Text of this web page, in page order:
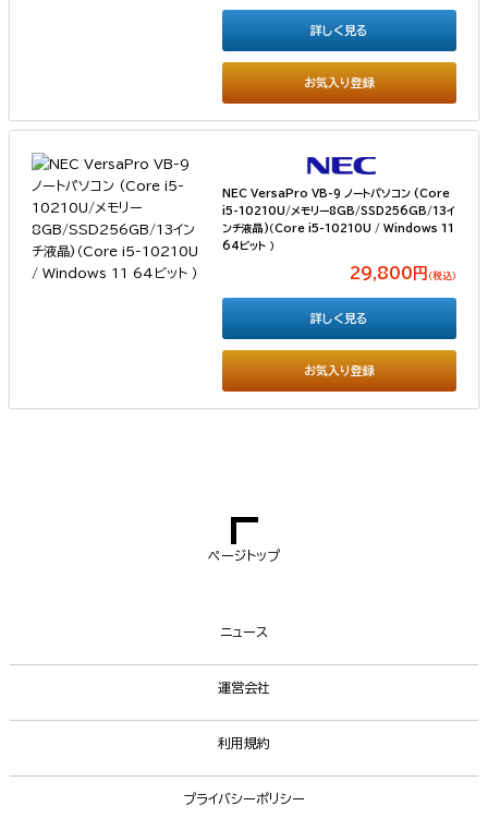
お気入り登録
詳しく見る
NEC VersaPro VB-9 ノートパソコン (Core
i5-10210U/メモリー8GB/SSD256GB/13イ
ンチ液晶)（Core i5-10210U / Windows 11
64ビット ）
29,800円 （税込）
お気入り登録
詳しく見る
ページトップ
ニュース
運営会社
利用規約
プライバシーポリシー